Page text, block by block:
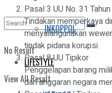
No Result
View All Result
INKOPPOL
LIFESTYLE
Pasal 3 UU No. 31
Tindakan memperkaya
menyalahgunakan
tindak pidana korupsi.
Pasal 8 UU Tipikor
Penggelapan barang
dari anggaran negara